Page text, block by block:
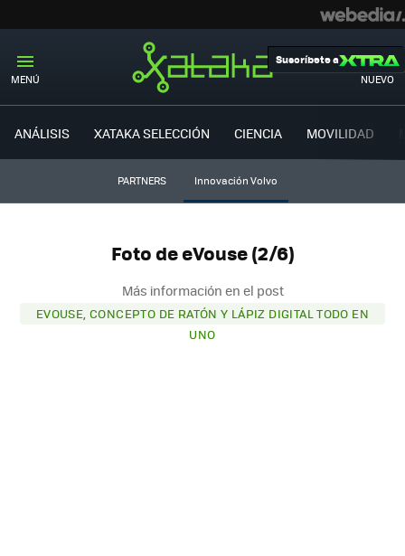
MENÚ NUEVO
Suscríbete a
ANÁLISIS XATAKA SELECCIÓN CIENCIA MOVILIDAD
PARTNERS Innovación Volvo
Foto de eVouse (2/6)
Más información en el post
EVOUSE, CONCEPTO DE RATÓN Y LÁPIZ DIGITAL TODO EN
UNO